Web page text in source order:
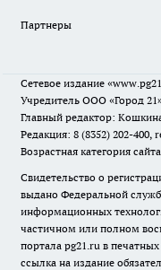
Партнеры
Сетевое издание
Учредитель ООО «Город
Главный редактор:
Редакция: 8 (8352) 202-400,
Возрастная категория
Свидетельство о
выдано Федеральной
информационных
частичном или полном
портала pg21.ru в
ссылка на издание